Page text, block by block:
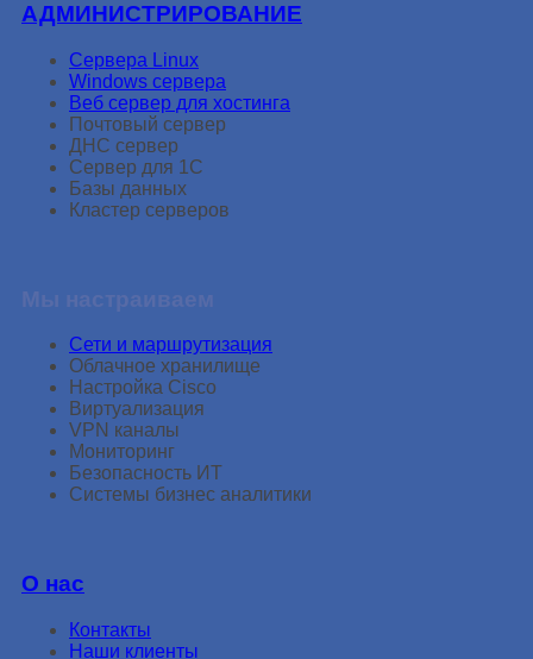
АДМИНИСТРИРОВАНИЕ
Сервера Linux
Windows сервера
Веб сервер для хостинга
Почтовый сервер
ДНС сервер
Сервер для 1С
Базы данных
Кластер серверов
Мы настраиваем
Сети и маршрутизация
Облачное хранилище
Настройка Cisco
Виртуализация
VPN каналы
Мониторинг
Безопасность ИТ
Системы бизнеc аналитики
О нас
Контакты
Наши клиенты